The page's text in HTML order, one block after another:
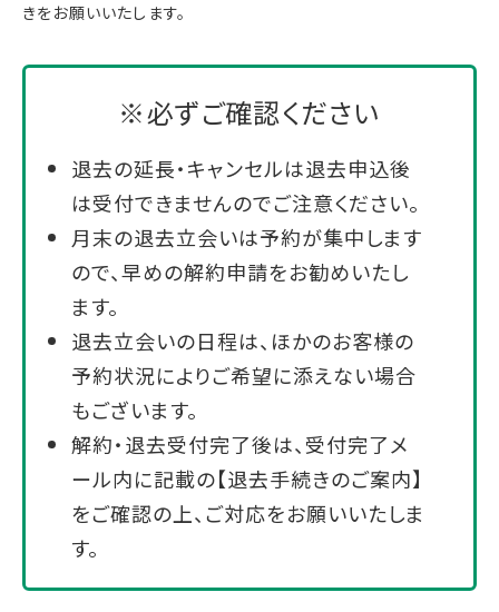
きをお願いいたします。
※必ずご確認ください
退去の延長・キャンセルは退去申込後
は受付できませんのでご注意ください。
月末の退去立会いは予約が集中します
ので、早めの解約申請をお勧めいたし
ます。
退去立会いの日程は、ほかのお客様の
予約状況によりご希望に添えない場合
もございます。
解約・退去受付完了後は、受付完了メ
ール内に記載の【退去手続きのご案内】
をご確認の上、ご対応をお願いいたしま
す。